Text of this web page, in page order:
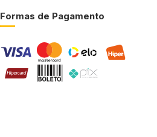
Formas de Pagamento